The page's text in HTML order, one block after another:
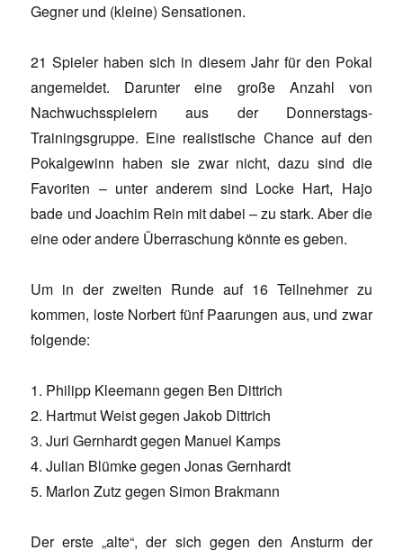
Gegner und (kleine) Sensationen.
21 Spieler haben sich in diesem Jahr für den Pokal
angemeldet. Darunter eine große Anzahl von
Nachwuchsspielern aus der Donnerstags-
Trainingsgruppe. Eine realistische Chance auf den
Pokalgewinn haben sie zwar nicht, dazu sind die
Favoriten – unter anderem sind Locke Hart, Hajo
bade und Joachim Rein mit dabei – zu stark. Aber die
eine oder andere Überraschung könnte es geben.
Um in der zweiten Runde auf 16 Teilnehmer zu
kommen, loste Norbert fünf Paarungen aus, und zwar
folgende:
1. Philipp Kleemann gegen Ben Dittrich
2. Hartmut Weist gegen Jakob Dittrich
3. Juri Gernhardt gegen Manuel Kamps
4. Julian Blümke gegen Jonas Gernhardt
5. Marlon Zutz gegen Simon Brakmann
Der erste „alte“, der sich gegen den Ansturm der